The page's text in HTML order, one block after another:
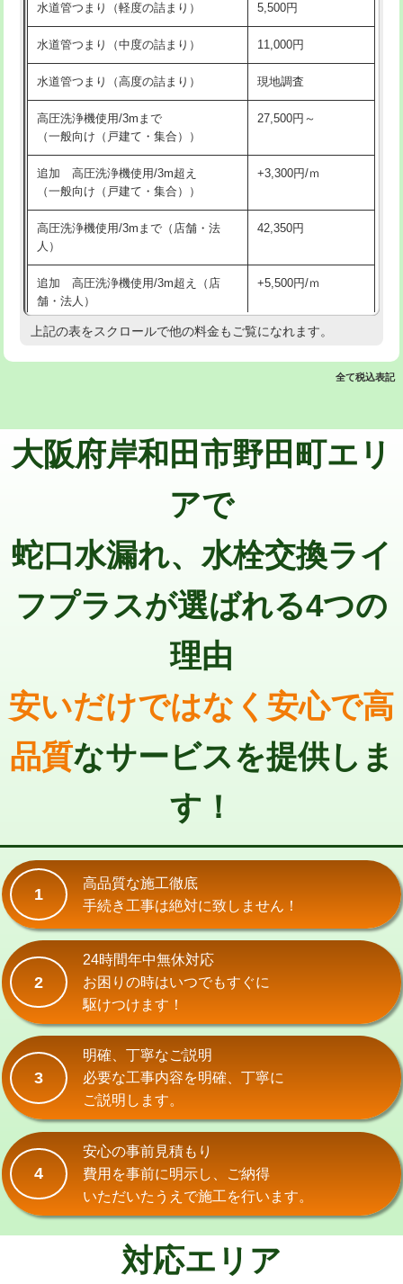
洗面台設置 38,500円
化粧台設置 22,000円
追加人工 16,500円
廃棄・処分 現場見積
※給水管工事は20mmまでの価格です。
交換・取付(排水栓・排水トラップ
22,000円+材料費
持込商品取付（混合水栓）
持込商品取付（浄水器・分岐水栓） 16,500円
業）
排水管工事（追加 排水管工事/3ｍ超
え）
マス交換（土の掘削・埋め戻し作業） 11,000円~
マス交換（深さ50㎝以上） 66,000円
コンクリート斫り（厚さ10㎝超え）
モルタル補修（厚さ10㎝まで） 27,500円
モルタル補修（厚さ10㎝超え）
追加人工 16,500円
水道管つまり（軽度の詰まり） 5,500円
水道管つまり（中度の詰まり） 11,000円
水道管つまり（高度の詰まり） 現地調査
高圧洗浄機使用/3mまで
（一般向け（戸建て・集合））
27,500円～
追加 高圧洗浄機使用/3m超え
（一般向け（戸建て・集合））
+3,300円/ｍ
高圧洗浄機使用/3mまで（店舗・法
人）
42,350円
追加 高圧洗浄機使用/3m超え（店
舗・法人）
+5,500円/ｍ
高度高圧洗浄換 現地調査
追加トーラー機使用/3m超え +3,300円
止水・漏水調査・防水処理・清掃・修
11,000円
止水・漏水調査・防水処理・清掃・修
22,000円
止水・漏水調査・防水処理・清掃・修
その他部品の脱着 8,800円～
交換・取付（タンク） 22,000円+材料費
交換・取付(単水栓（壁付・デッキ
式・ワンホール）)
交換・取付(排水栓・排水トラップ
（P/S/ポップアップ））
22,000円+材料費
交換・取付（その他部品）
持込商品取付（単水栓）
持込商品取付（混合水栓） 16,500円
持込商品取付（浄水器・分岐水栓） 16,500円
給水管工事※（ホール加工)
給水管工事※（バンド止め)
給水管工事※（支持金具設置) 5,500円
給水管工事※（保温材使用（バンド止
め込み）)
5,500円
給水管工事※（土の掘削・埋め戻し作
11,000円
上記の表をスクロールで他の料金もご覧になれます。
全て税込表記
大阪府岸和田市野田町エリ
アで
蛇口水漏れ、水栓交換ライ
フプラスが選ばれる4つの
理由
安いだけではなく安心で高
品質なサービスを提供しま
す！
1
高品質な施工徹底
手続き工事は絶対に致しません！
2
24時間年中無休対応
お困りの時はいつでもすぐに
駆けつけます！
3
明確、丁寧なご説明
必要な工事内容を明確、丁寧に
ご説明します。
4
安心の事前見積もり
費用を事前に明示し、ご納得
いただいたうえで施工を行います。
対応エリア